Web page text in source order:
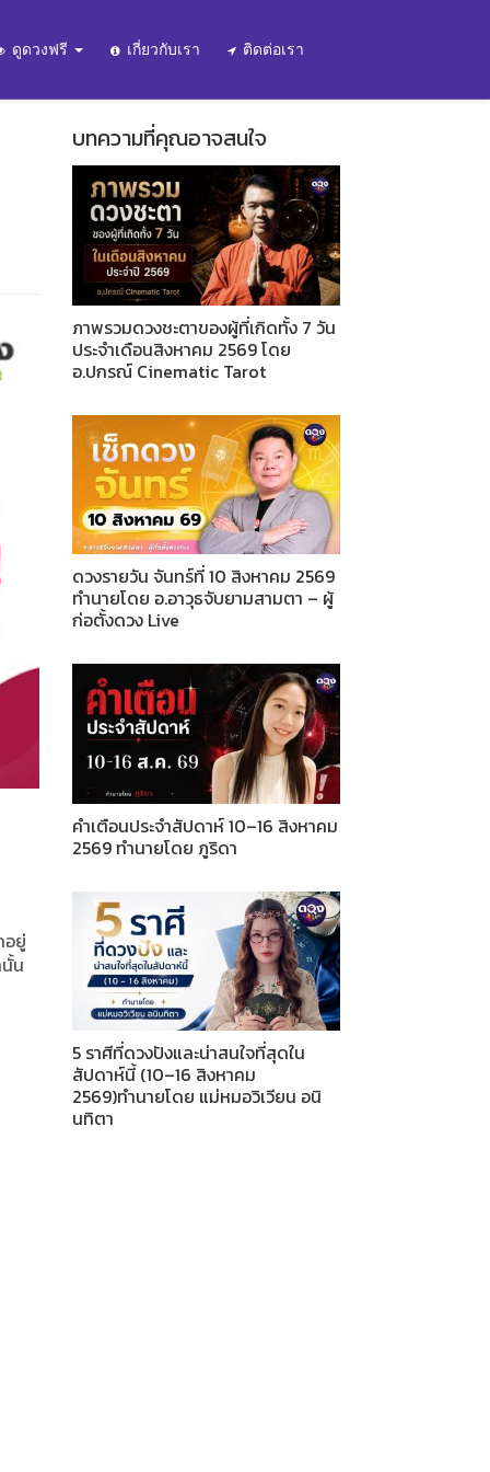
ดูดวงฟรี เกี่ยวกับเรา ติดต่อเรา
อยู่
น
บทความที่คุณอาจสนใจ
ภาพรวมดวงชะตาของผู้ที่เกิดทั้ง 7 วัน
ประจำเดือนสิงหาคม 2569 โดย
อ.ปกรณ์ Cinematic Tarot
ดวงรายวัน จันทร์ที่ 10 สิงหาคม 2569
ทำนายโดย อ.อาวุธจับยามสามตา – ผู้
ก่อตั้งดวง Live
คำเตือนประจำสัปดาห์ 10–16 สิงหาคม
2569 ทำนายโดย ภูริดา
5 ราศีที่ดวงปังและน่าสนใจที่สุดใน
สัปดาห์นี้ (10–16 สิงหาคม
2569)ทำนายโดย แม่หมอวิเวียน อนิ
นทิตา